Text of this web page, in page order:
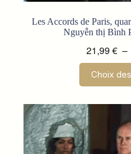
Les Accords de Paris,
Nguyễn thị Bình
21,99€ –
Choix
a